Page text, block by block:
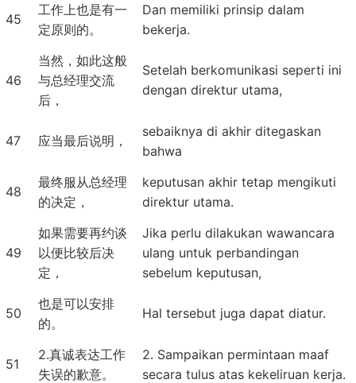
45
工作上也是有一
定原则的。
Dan memiliki prinsip dalam
bekerja.
46
当然，如此这般
与总经理交流
后，
Setelah berkomunikasi seperti ini
dengan direktur utama,
47 应当最后说明，
sebaiknya di akhir ditegaskan
bahwa
48
最终服从总经理
的决定，
keputusan akhir tetap mengikuti
direktur utama.
49
如果需要再约谈
以便比较后决
定，
Jika perlu dilakukan wawancara
ulang untuk perbandingan
sebelum keputusan,
50
也是可以安排
的。
Hal tersebut juga dapat diatur.
51
2.真诚表达工作
失误的歉意。
2. Sampaikan permintaan maaf
secara tulus atas kekeliruan kerja.